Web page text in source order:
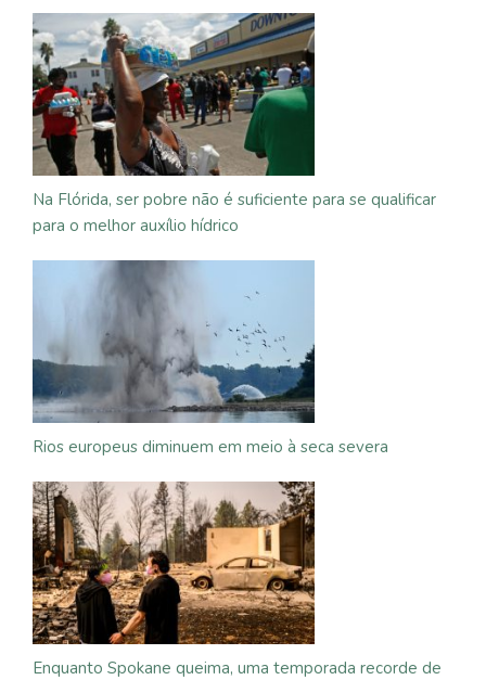
Na Flórida, ser pobre não é suficiente para se qualificar
para o melhor auxílio hídrico
Rios europeus diminuem em meio à seca severa
Enquanto Spokane queima, uma temporada recorde de